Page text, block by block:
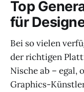
Top
für
Bei so vielen
der richtigen
Nische ab – egal,
Graphics-